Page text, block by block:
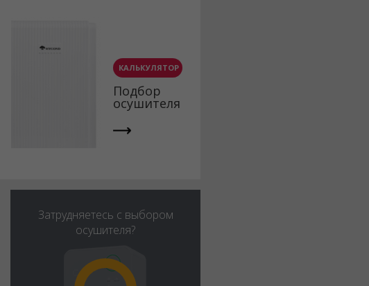
КАЛЬКУЛЯТОР
Подбор
осушителя
Затрудняетесь с выбором
осушителя?